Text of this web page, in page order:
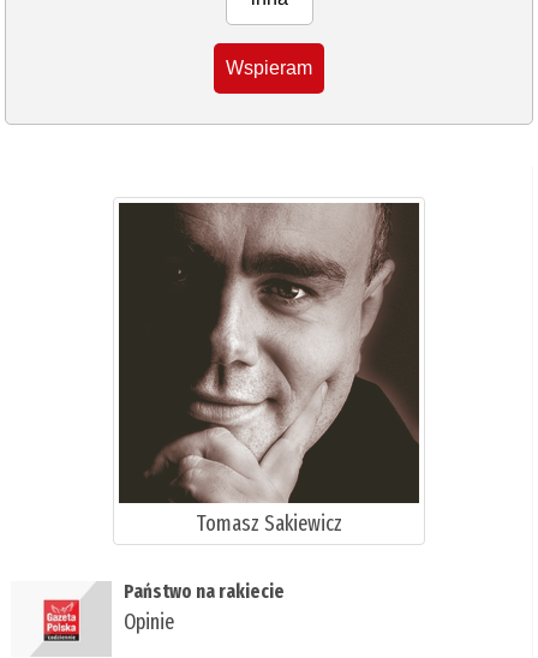
Wspieram
Tomasz Sakiewicz
Państwo na rakiecie
Opinie